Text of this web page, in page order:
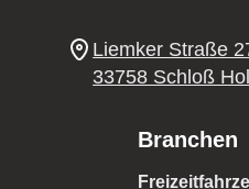
Liemker Straße
33758 Schloß
Branchen